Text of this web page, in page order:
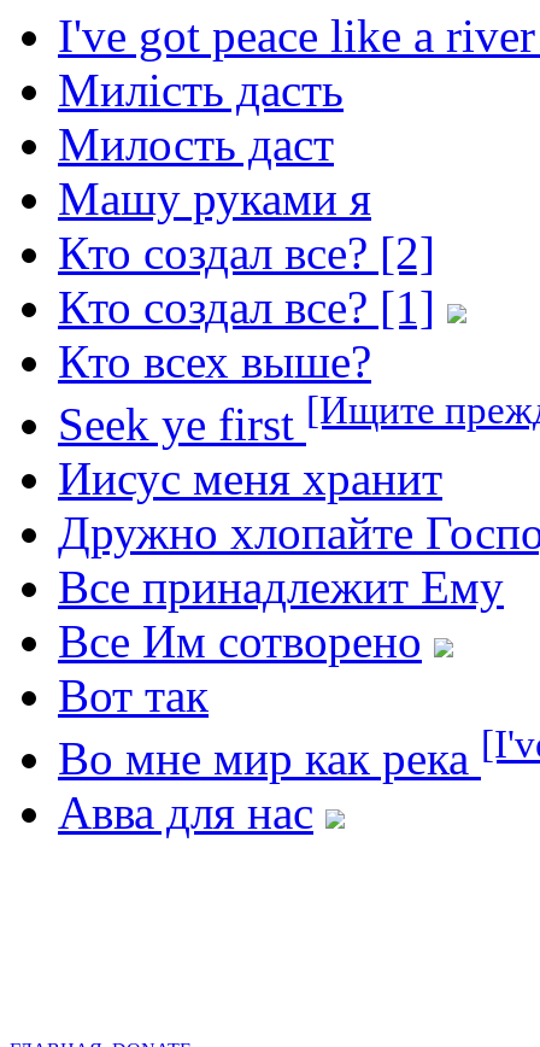
I've got peace like a
Милість дасть
Милость даст
Машу руками я
Кто создал все? [2]
Кто создал все? [1]
Кто всех выше?
Seek ye first [Ищите
Иисус меня хранит
Дружно хлопайте
Все принадлежит Ему
Все Им сотворено
Вот так
Во мне мир как река
Авва для нас